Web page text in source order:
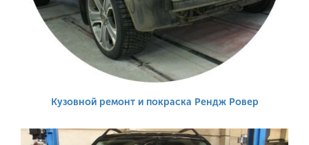
Кузовной ремонт и покраска Рендж Ровер